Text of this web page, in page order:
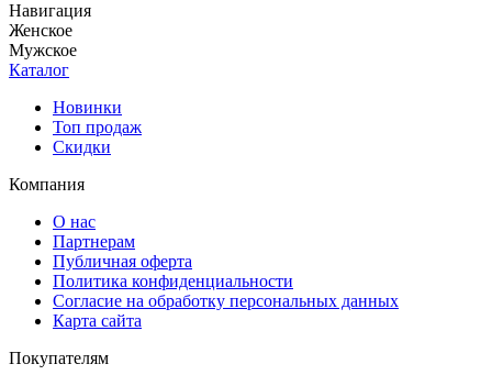
Навигация
Женское
Мужское
Каталог
Новинки
Топ продаж
Скидки
Компания
О нас
Партнерам
Публичная оферта
Политика конфиденциальности
Согласие на обработку персональных данных
Карта сайта
Покупателям